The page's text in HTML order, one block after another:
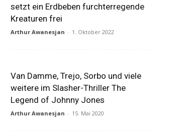
setzt ein Erdbeben furchterregende
Kreaturen frei
Arthur Awanesjan - 1. Oktober 2022
Van Damme, Trejo, Sorbo und viele
weitere im Slasher-Thriller The
Legend of Johnny Jones
Arthur Awanesjan - 15. Mai 2020